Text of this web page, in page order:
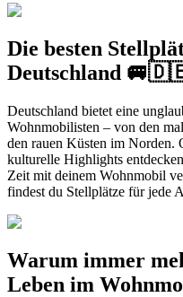
Die besten
Deutschland
Deutschland bietet eine
Wohnmobilisten – von den
den rauen Küsten im Norden.
kulturelle Highlights
Zeit mit deinem Wohnmobil
findest du Stellplätze für jede
Warum immer
Leben im